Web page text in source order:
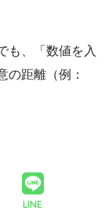
も、「数値を入
の距離（例：
LINE